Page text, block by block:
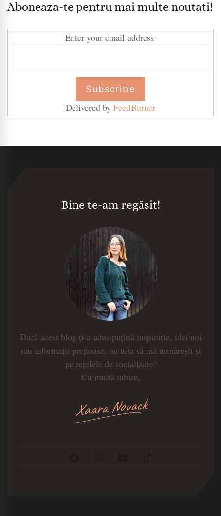
Aboneaza-te pentru mai multe noutati!
Enter your email address:
Delivered by FeedBurner
Bine te-am regăsit!
Dacă acest blog ți-a adus puțină inspirație, idei noi
sau informații prețioase, nu uita să mă urmărești și
pe rețelele de socializare!
Cu multă iubire,
Xaara Novack